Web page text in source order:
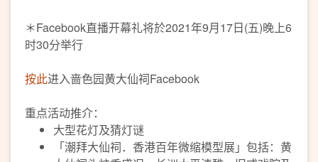
＊Facebook直播开幕礼将於2021年9月17日(五)晚上6
时30分举行
按此进入啬色园黄大仙祠Facebook
重点活动推介：
大型花灯及猜灯谜
「潮拜大仙祠．香港百年微缩模型展」包括：黄